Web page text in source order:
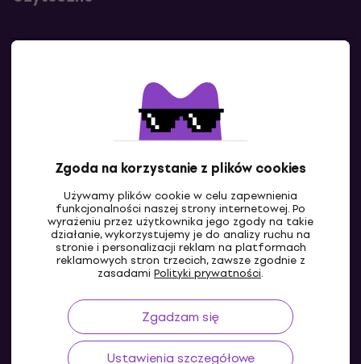
Zgoda na korzystanie z plików cookies
Używamy plików cookie w celu zapewnienia
funkcjonalności naszej strony internetowej. Po
wyrażeniu przez użytkownika jego zgody na takie
działanie, wykorzystujemy je do analizy ruchu na
stronie i personalizacji reklam na platformach
reklamowych stron trzecich, zawsze zgodnie z
zasadami Polityki prywatności.
Zgadzam się
Ustawienia szczegółowe
Skontaktuj się z nami
PL